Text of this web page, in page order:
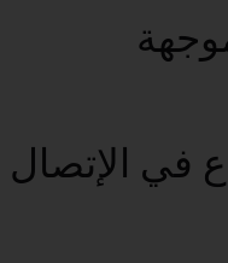
في الإتصال